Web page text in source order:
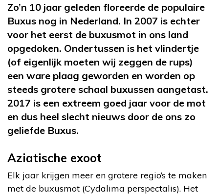
Zo’n 10 jaar geleden floreerde de populaire
Buxus nog in Nederland. In 2007 is echter
voor het eerst de buxusmot in ons land
opgedoken. Ondertussen is het vlindertje
(of eigenlijk moeten wij zeggen de rups)
een ware plaag geworden en worden op
steeds grotere schaal buxussen aangetast.
2017 is een extreem goed jaar voor de mot
en dus heel slecht nieuws door de ons zo
geliefde Buxus.
Aziatische exoot
Elk jaar krijgen meer en grotere regio’s te maken
met de buxusmot (Cydalima perspectalis). Het